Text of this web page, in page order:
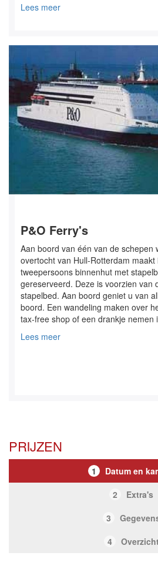
Lees meer
P&O Ferry's
Aan boord van één van de schepen
overtocht van Hull-Rotterdam maakt
tweepersoons binnenhut met
gereserveerd. Deze is voorzien van
stapelbed. Aan boord geniet u van
boord. Een wandeling maken over
tax-free shop of een drankje nemen
Lees meer
PRIJZEN
1
Datum en
2
Extra's
3
4
Overzicht